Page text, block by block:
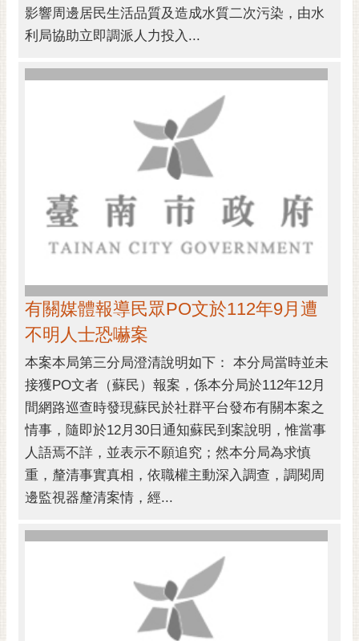
影響周邊居民生活品質及造成水質二次污染，由水
利局協助立即調派人力投入...
有關媒體報導民眾PO文於112年9月遭
不明人士恐嚇案
本案本局第三分局澄清說明如下： 本分局當時並未
接獲PO文者（蘇民）報案，係本分局於112年12月
間網路巡查時發現蘇民於社群平台發布有關本案之
情事，隨即於12月30日通知蘇民到案說明，惟當事
人語焉不詳，並表示不願追究；然本分局為求慎
重，釐清事實真相，依職權主動深入調查，調閱周
邊監視器釐清案情，經...